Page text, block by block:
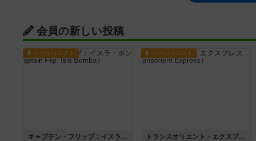
会員の新しい投稿
ルール/インスト
キャプテン・フリップ：イスラ・ボンバ
ルール/インスト
トランスオリエント・エクスプレス